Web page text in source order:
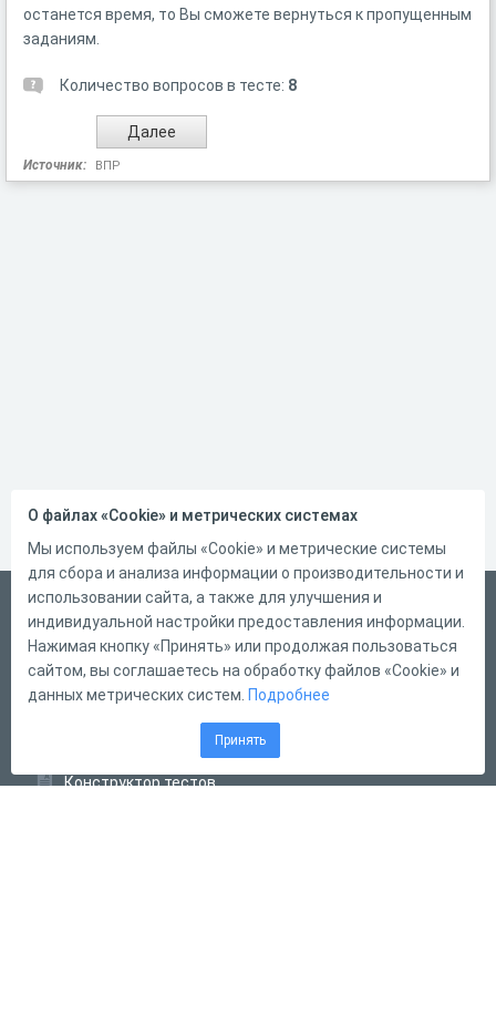
останется время, то Вы сможете вернуться к пропущенным
заданиям.
Количество вопросов в тесте: 8
Источник: ВПР
Русский
Справка
Форма обратной связи
Конструктор тестов
О файлах «Cookie» и метрических системах
Мы используем файлы «Cookie» и метрические системы
для сбора и анализа информации о производительности и
использовании сайта, а также для улучшения и
индивидуальной настройки предоставления информации.
Нажимая кнопку «Принять» или продолжая пользоваться
сайтом, вы соглашаетесь на обработку файлов «Cookie» и
данных метрических систем. Подробнее
Принять